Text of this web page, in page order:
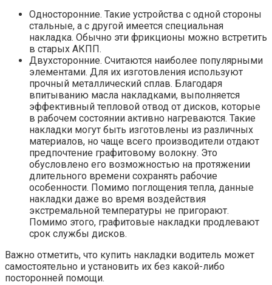
Односторонние. Такие устройства с одной стороны
стальные, а с другой имеется специальная
накладка. Обычно эти фрикционы можно встретить
в старых АКПП.
Двухсторонние. Считаются наиболее популярными
элементами. Для их изготовления используют
прочный металлический сплав. Благодаря
впитыванию масла накладками, выполняется
эффективный тепловой отвод от дисков, которые
в рабочем состоянии активно нагреваются. Такие
накладки могут быть изготовлены из различных
материалов, но чаще всего производители отдают
предпочтение графитовому волокну. Это
обусловлено его возможностью на протяжении
длительного времени сохранять рабочие
особенности. Помимо поглощения тепла, данные
накладки даже во время воздействия
экстремальной температуры не пригорают.
Помимо этого, графитовые накладки продлевают
срок службы дисков.
Важно отметить, что купить накладки водитель может
самостоятельно и установить их без какой-либо
посторонней помощи.